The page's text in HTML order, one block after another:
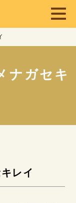
ナガセキ
レイ